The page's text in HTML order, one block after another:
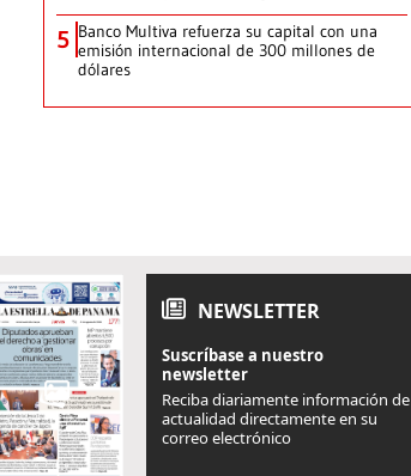
5 Banco Multiva refuerza su capital con una
emisión internacional de 300 millones de
dólares
NEWSLETTER
Suscríbase a nuestro
newsletter
Reciba diariamente información de
actualidad directamente en su
correo electrónico